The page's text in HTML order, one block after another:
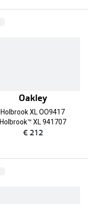
Oakley
Holbrook XL OO9417
Holbrook™ XL 941707
€ 212